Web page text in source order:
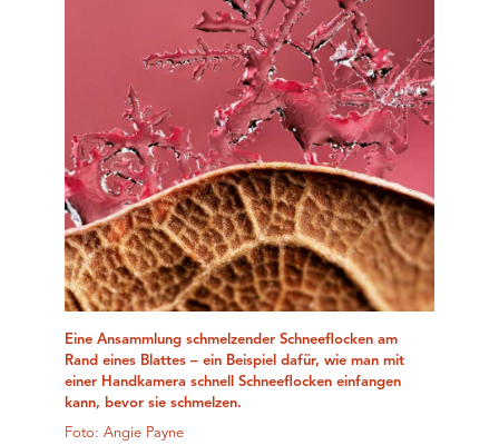
Eine Ansammlung schmelzender Schneeflocken am
Rand eines Blattes – ein Beispiel dafür, wie man mit
einer Handkamera schnell Schneeflocken einfangen
kann, bevor sie schmelzen.
Foto: Angie Payne